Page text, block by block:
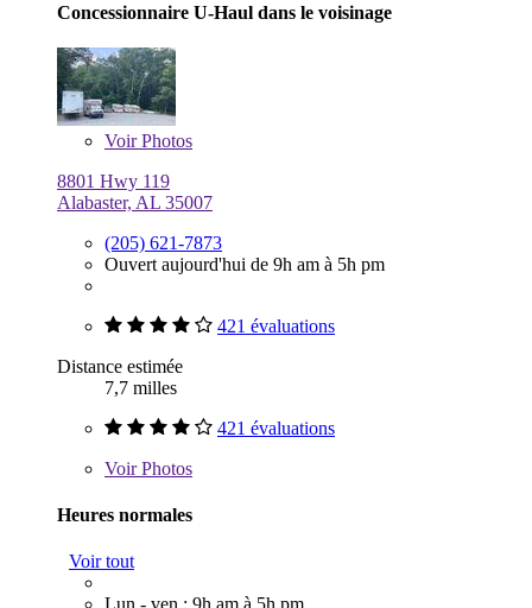
Concessionnaire U-Haul dans le voisinage
VoirPhotos
8801 Hwy 119
Alabaster, AL 35007
(205) 621-7873
Ouvert aujourd'hui de 9h am à 5h pm
421 évaluations
Distance estimée
7,7 milles
421 évaluations
VoirPhotos
Heures normales
Voir tout
Lun - ven : 9h am à 5h pm